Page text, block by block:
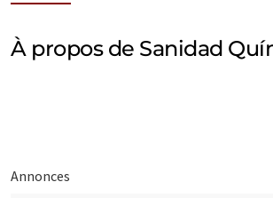
À propos de Sanidad
Annonces